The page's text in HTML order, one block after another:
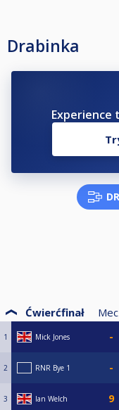
Drabinka
Experience
Ćwierćfinał
1 Mick Jones
2 RNR Bye 1
3 Ian Welch